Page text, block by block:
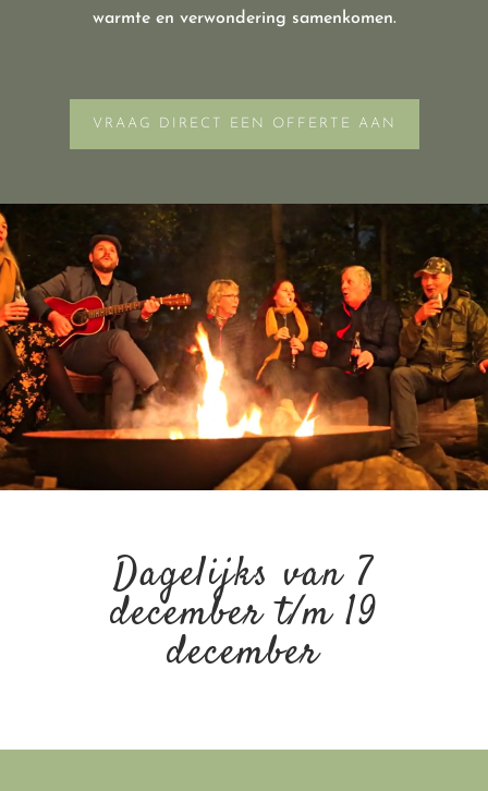
warmte en verwondering samenkomen.
VRAAG DIRECT EEN OFFERTE AAN
Dagelijks van 7
december t/m 19
december